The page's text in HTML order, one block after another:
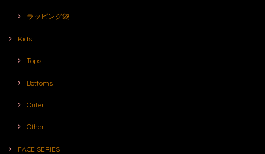
ラッピング袋
Kids
Tops
Bottoms
Outer
Other
FACE SERIES